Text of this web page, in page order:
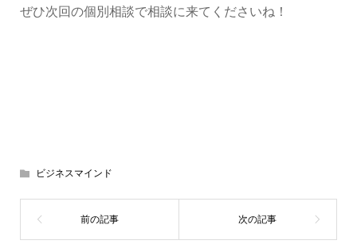
ぜひ次回の個別相談で相談に来てくださいね！
ビジネスマインド